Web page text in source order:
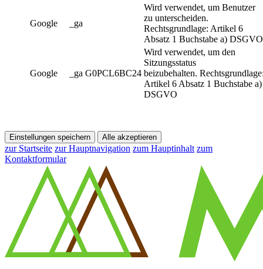
Google _ga
Wird verwendet, um Benutzer
zu unterscheiden.
Rechtsgrundlage: Artikel 6
Absatz 1 Buchstabe a) DSGVO
Google _ga G0PCL6BC24
Wird verwendet, um den
Sitzungsstatus
beizubehalten.
Artikel 6 Absatz 1 Buchstabe a)
DSGVO
Einstellungen speichern Alle akzeptieren
zur Startseite zur Hauptnavigation zum Hauptinhalt zum
Kontaktformular